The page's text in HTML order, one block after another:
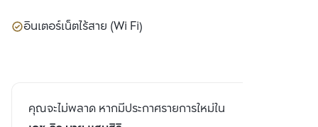
อินเตอร์เน็ตไร้สาย (Wi Fi)
คุณจะไม่พลาด หากมีประกาศรายการใหม่ใน